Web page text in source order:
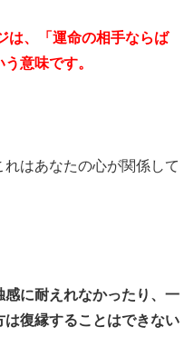
は、「運命の相手ならば
意味です。
はあなたの心が関係して
に耐えれなかったり、一
復縁することはできない